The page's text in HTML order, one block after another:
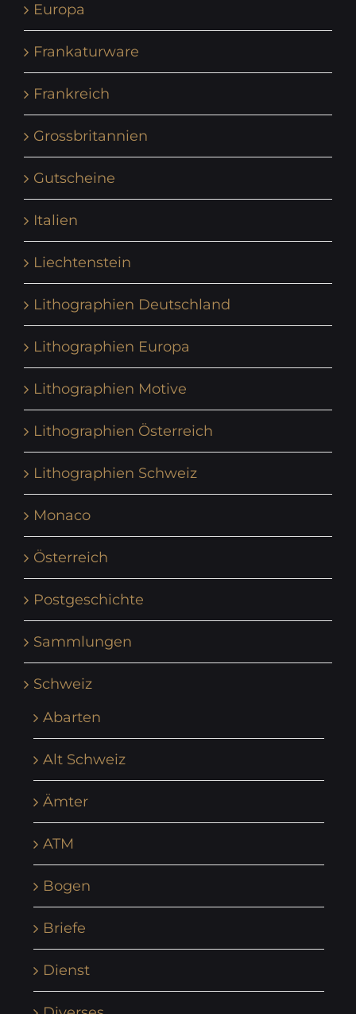
Europa
Frankaturware
Frankreich
Grossbritannien
Gutscheine
Italien
Liechtenstein
Lithographien Deutschland
Lithographien Europa
Lithographien Motive
Lithographien Österreich
Lithographien Schweiz
Monaco
Österreich
Postgeschichte
Sammlungen
Schweiz
Abarten
Alt Schweiz
Ämter
ATM
Bogen
Briefe
Dienst